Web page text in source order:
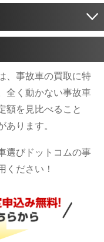
、事故車の買取に特
全く動かない事故車
額を見比べること
あります。
選びドットコムの事
ください！